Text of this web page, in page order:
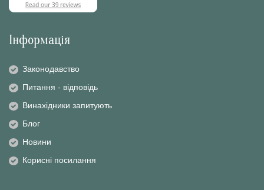
Інформація
Законодавство
Питання - вiдповiдь
Винахiдники запитують
Блог
Новини
Корисні посилання